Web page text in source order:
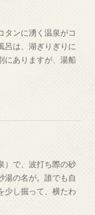
タンに湧く温泉がコ
呂は、湖ぎりぎりに
にありますが、湯船
）で、波打ち際の砂
湯の名が。誰でも自
少し掘って、横たわ